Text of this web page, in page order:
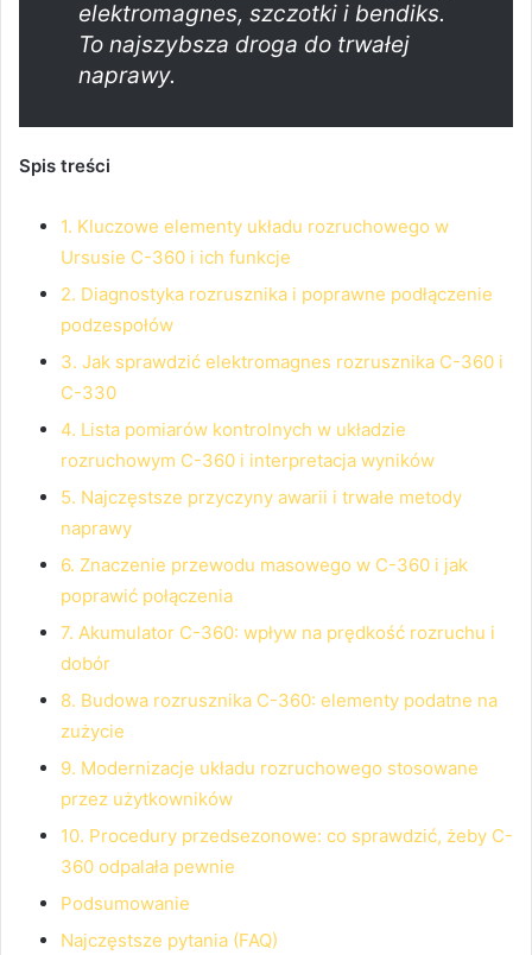
elektromagnes, szczotki i bendiks.
To najszybsza droga do trwałej
naprawy.
Spis treści
1. Kluczowe elementy układu rozruchowego w
Ursusie C-360 i ich funkcje
2. Diagnostyka rozrusznika i poprawne podłączenie
podzespołów
3. Jak sprawdzić elektromagnes rozrusznika C-360 i
C-330
4. Lista pomiarów kontrolnych w układzie
rozruchowym C-360 i interpretacja wyników
5. Najczęstsze przyczyny awarii i trwałe metody
naprawy
6. Znaczenie przewodu masowego w C-360 i jak
poprawić połączenia
7. Akumulator C-360: wpływ na prędkość rozruchu i
dobór
8. Budowa rozrusznika C-360: elementy podatne na
zużycie
9. Modernizacje układu rozruchowego stosowane
przez użytkowników
10. Procedury przedsezonowe: co sprawdzić, żeby C-
360 odpalała pewnie
Podsumowanie
Najczęstsze pytania (FAQ)